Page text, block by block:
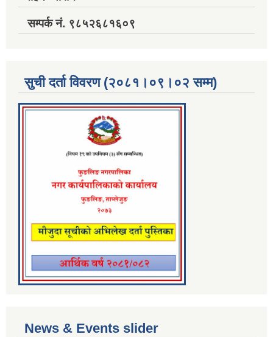
सम्पर्क नं. ९८५२६८१६०९
सुची दर्ता विवरण (२०८१।०९।०२ सम्म)
News & Events slider